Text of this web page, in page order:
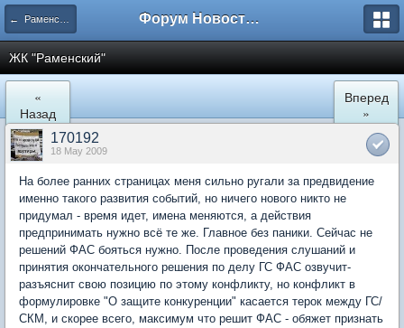
← Раменское Форум Новостройки
ЖК "Рaменский"
«
Назад
Вперед
»
170192
18 May 2009
На более ранних страницах меня сильно ругали за предвидение
именно такого развития событий, но ничего нового никто не
придумал - время идет, имена меняются, а действия
предпринимать нужно всё те же. Главное без паники. Сейчас не
решений ФАС бояться нужно. После проведения слушаний и
принятия окончательного решения по делу ГС ФАС озвучит-
разъяснит свою позицию по этому конфликту, но конфликт в
формулировке "О защите конкуренции" касается терок между ГС/
СКМ, и скорее всего, максимум что решит ФАС - обяжет признать